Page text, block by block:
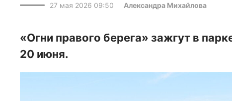
27 мая 2026 09:50 Александра Михайлова
«Огни правого берега» зажгут в
20 июня.